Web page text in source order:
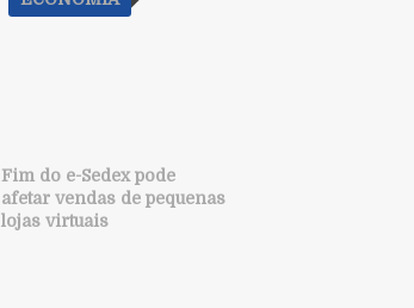
Fim do e-Sedex pode
afetar vendas de pequenas
lojas virtuais